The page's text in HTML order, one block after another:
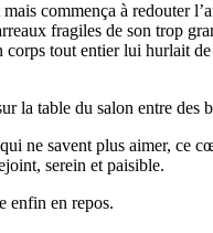
commença à redouter
fragiles de son trop
tout entier lui hurlait
la table du salon entre des
ne savent plus aimer, ce
serein et paisible.
enfin en repos.